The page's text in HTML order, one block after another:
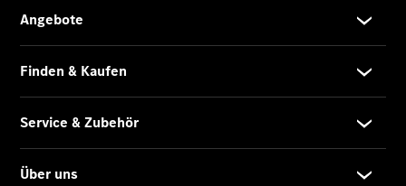
eCitan
Kastenwagen